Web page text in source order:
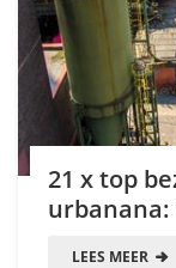
21 x top
urbanana:
LEES MEER